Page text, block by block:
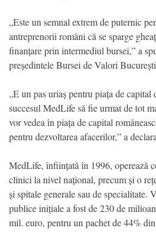
„Este un semnal extrem de puternic
antreprenorii români că se sparge
finanțare prin intermediul bursei,” a
președintele Bursei de Valori
„E un pas uriaș pentru piața de capital
succesul MedLife să fie urmat de tot
vor vedea în piața de capital
pentru dezvoltarea afacerilor,” a
MedLife, înființată în 1996, operează
clinici la nivel național, precum și o
și spitale generale sau de specialitate.
publice inițiale a fost de 230 de
mil. euro, pentru un pachet de 44%